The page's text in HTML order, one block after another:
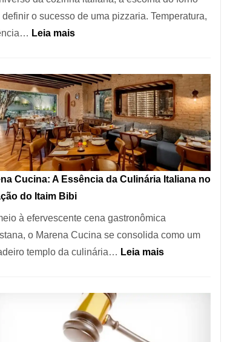
Resolver
Isso
definir o sucesso de uma pizzaria. Temperatura,
Leia mais:
Como
Escolher
o
Forno
Ideal
para
sua
Pizzaria
Cucina: A Essência da Culinária Italiana no
do Itaim Bibi
à efervescente cena gastronômica
o Marena Cucina se consolida como um
templo da culinária… Leia mais: